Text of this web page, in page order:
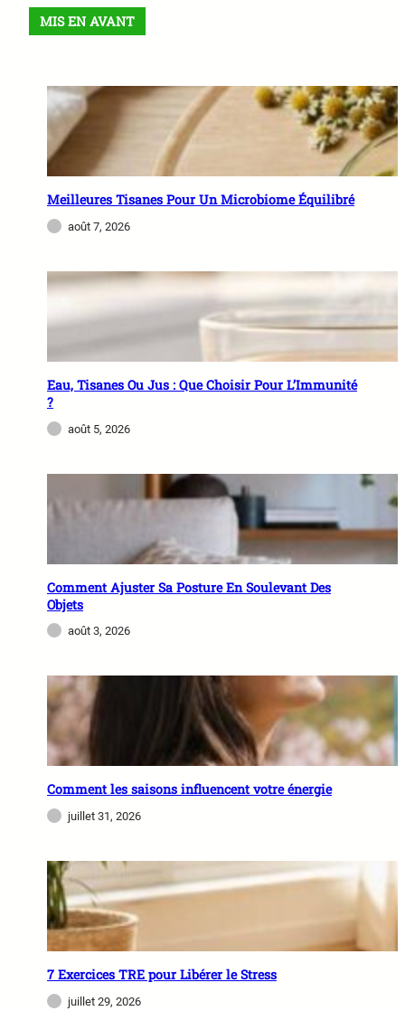
MIS EN AVANT
Meilleures Tisanes Pour Un Microbiome Équilibré
août 7, 2026
Eau, Tisanes Ou Jus : Que Choisir Pour L’Immunité
?
août 5, 2026
Comment Ajuster Sa Posture En Soulevant Des
Objets
août 3, 2026
Comment les saisons influencent votre énergie
juillet 31, 2026
7 Exercices TRE pour Libérer le Stress
juillet 29, 2026